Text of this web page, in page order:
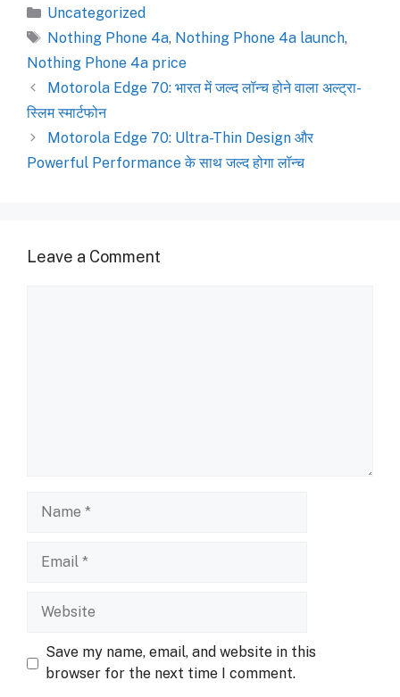
Categories
Uncategorized
Tags
Nothing Phone 4a, Nothing Phone 4a launch,
Nothing Phone 4a price
Motorola Edge 70: भारत में जल्द लॉन्च होने वाला अल्ट्रा-
स्लिम स्मार्टफोन
Motorola Edge 70: Ultra-Thin Design और
Powerful Performance के साथ जल्द होगा लॉन्च
Leave a Comment
Website
Save my name, email, and website in this
browser for the next time I comment.